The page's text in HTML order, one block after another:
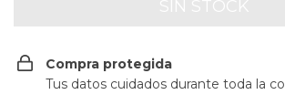
Compra protegida
Tus datos cuidados durante toda la